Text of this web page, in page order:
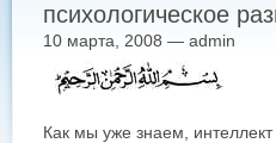
психологическое
10 марта, 2008 — admin
Как мы уже знаем,